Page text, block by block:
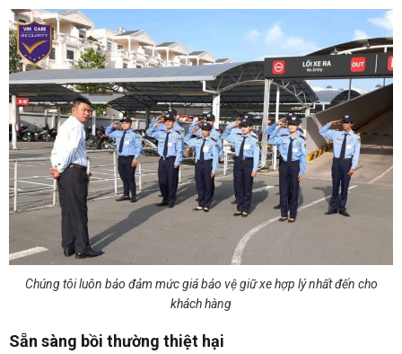
Chúng tôi luôn bảo đảm mức giá bảo vệ giữ xe hợp lý nhất đến cho
khách hàng
Sẵn sàng bồi thường thiệt hại